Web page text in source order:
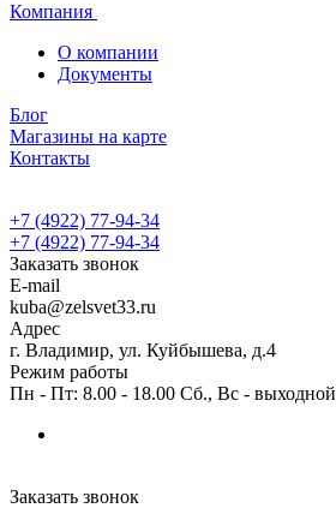
Компания
О компании
Документы
Блог
Магазины на карте
Контакты
+7 (4922) 77-94-34
+7 (4922) 77-94-34
Заказать звонок
E-mail
kuba@zelsvet33.ru
Адрес
г. Владимир, ул. Куйбышева, д.4
Режим работы
Пн - Пт: 8.00 - 18.00 Сб., Вс - выходной
Заказать звонок